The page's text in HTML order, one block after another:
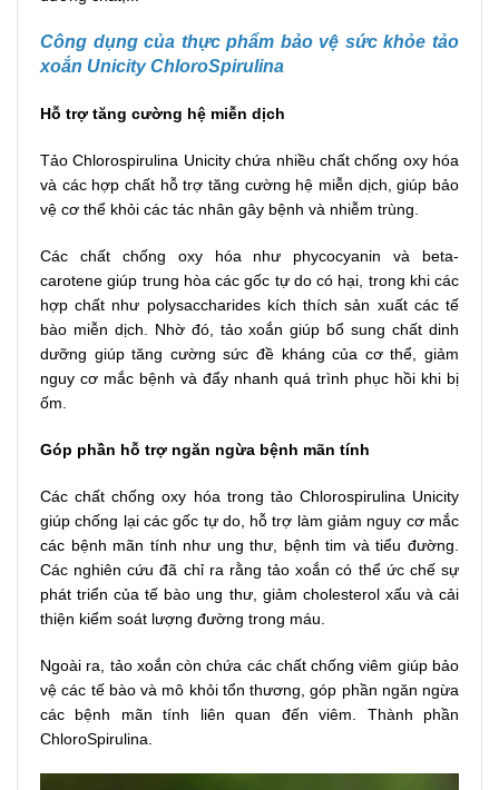
Công dụng của thực phẩm bảo vệ sức khỏe tảo
xoắn Unicity ChloroSpirulina
Hỗ trợ tăng cường hệ miễn dịch
Tảo Chlorospirulina Unicity chứa nhiều chất chống oxy hóa
và các hợp chất hỗ trợ tăng cường hệ miễn dịch, giúp bảo
vệ cơ thể khỏi các tác nhân gây bệnh và nhiễm trùng.
Các chất chống oxy hóa như phycocyanin và beta-
carotene giúp trung hòa các gốc tự do có hại, trong khi các
hợp chất như polysaccharides kích thích sản xuất các tế
bào miễn dịch. Nhờ đó, tảo xoắn giúp bổ sung chất dinh
dưỡng giúp tăng cường sức đề kháng của cơ thể, giảm
nguy cơ mắc bệnh và đẩy nhanh quá trình phục hồi khi bị
ốm.
Góp phần hỗ trợ ngăn ngừa bệnh mãn tính
Các chất chống oxy hóa trong tảo Chlorospirulina Unicity
giúp chống lại các gốc tự do, hỗ trợ làm giảm nguy cơ mắc
các bệnh mãn tính như ung thư, bệnh tim và tiểu đường.
Các nghiên cứu đã chỉ ra rằng tảo xoắn có thể ức chế sự
phát triển của tế bào ung thư, giảm cholesterol xấu và cải
thiện kiểm soát lượng đường trong máu.
Ngoài ra, tảo xoắn còn chứa các chất chống viêm giúp bảo
vệ các tế bào và mô khỏi tổn thương, góp phần ngăn ngừa
các bệnh mãn tính liên quan đến viêm. Thành phần
ChloroSpirulina.